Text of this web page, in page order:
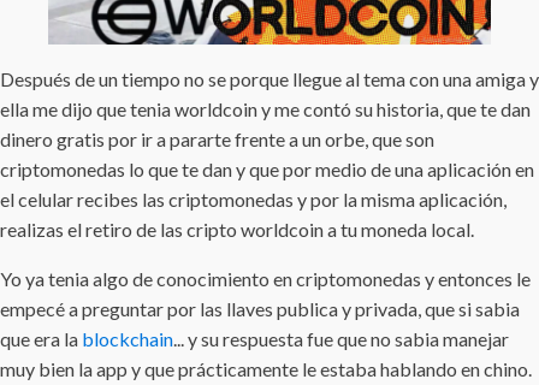
Después de un tiempo no se porque llegue al tema con una amiga y
ella me dijo que tenia worldcoin y me contó su historia, que te dan
dinero gratis por ir a pararte frente a un orbe, que son
criptomonedas lo que te dan y que por medio de una aplicación en
el celular recibes las criptomonedas y por la misma aplicación,
realizas el retiro de las cripto worldcoin a tu moneda local.
Yo ya tenia algo de conocimiento en criptomonedas y entonces le
empecé a preguntar por las llaves publica y privada, que si sabia
que era la blockchain... y su respuesta fue que no sabia manejar
muy bien la app y que prácticamente le estaba hablando en chino.